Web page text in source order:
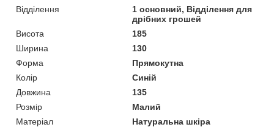
Відділення
1 основний, Відділення для
дрібних грошей
Висота
185
Ширина
130
Форма
Прямокутна
Колір
Синій
Довжина
135
Розмір
Малий
Матеріал
Натуральна шкіра